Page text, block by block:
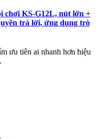
chơi KS-G12L, nút lớn +
trả lời, ứng dụng trò
ưu tiên ai nhanh hơn hiệu